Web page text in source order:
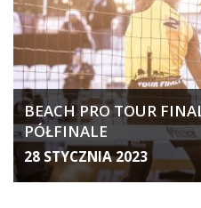
BEACH PRO TOUR
PÓŁFINALE
28 STYCZNIA 2023